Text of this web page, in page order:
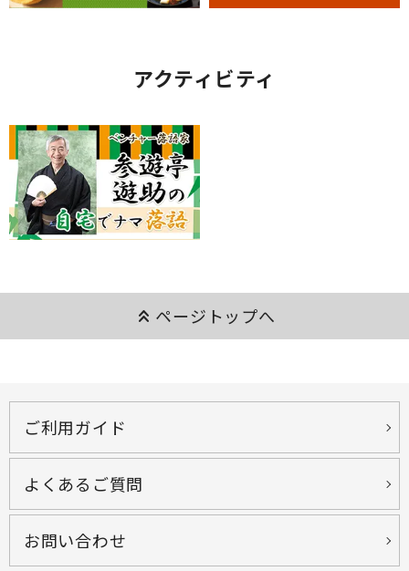
アクティビティ
keyboard_double_arrow_up ページトップへ
ご利用ガイド
よくあるご質問
お問い合わせ